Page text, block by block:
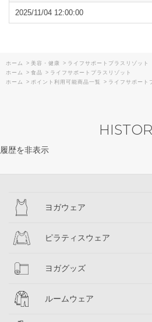
●お召し上がり方
【電子レンジで温める場合】加熱時
・袋の底面を十分に広げ、開封せずに
ンジ中央に置き、1袋ずつ加熱してくだ
・袋が電子レンジの天井に触れる場合
・700W以上の高出力レンジではワッ
・蒸気口から蒸気が出ていないことを
・袋を開封するとき、蒸気口から中身
【お湯で温める場合】
・沸騰させたお湯に袋ごと入れ、約5
2025/11/04 12:00:00
ホーム > 美容・健康 > ライフサポートプラスリゾット
ホーム
> 食品 > ライフサポートプラスリゾット
ホーム
> ポイント利用可能商品一覧 > ライフサポート
履歴を非表示
ヨガウェア
ピラティスウェア
ヨガグッズ
ルームウェア